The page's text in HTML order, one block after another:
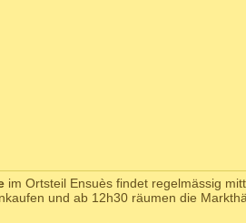
im Ortsteil Ensuès findet regelmässig
und ab 12h30 räumen die